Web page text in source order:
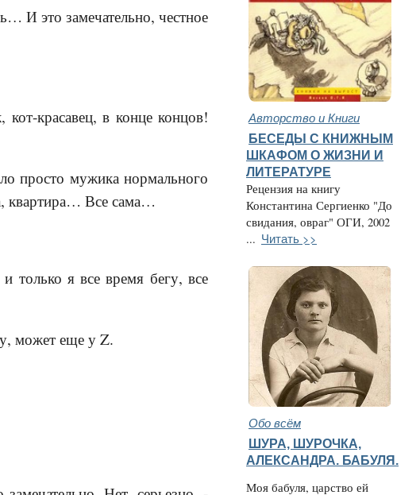
И это замечательно, честное
красавец, в конце концов!
просто мужика нормального
квартира… Все сама…
только я все время бегу, все
может еще у Z.
Авторство и Книги
БЕСЕДЫ С КНИЖНЫМ
ШКАФОМ О ЖИЗНИ И
ЛИТЕРАТУРЕ
Рецензия на книгу
Константина Сергиенко "До
свидания, овраг" ОГИ, 2002
... Читать >>
Обо всём
ШУРА, ШУРОЧКА,
АЛЕКСАНДРА. БАБУЛЯ.
Моя бабуля, царство ей